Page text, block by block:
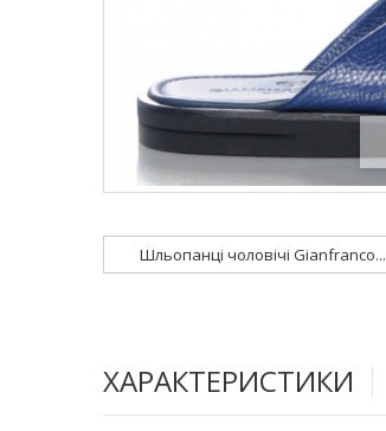
Шльопанці чоловічі Gianfranco...
ХАРАКТЕРИСТИКИ